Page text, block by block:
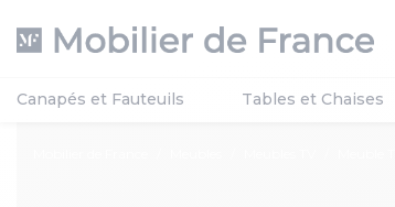
Canapés et Fauteuils Tables et Chaises